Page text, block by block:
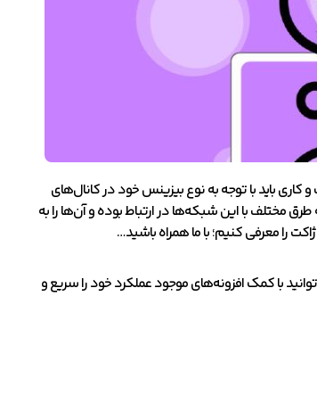
باید با توجه به نوع بیزینس خود در کانال‌های
مختلف با این شبکه‌ها در ارتباط بوده و آن‌ها را به
را معرفی کنیم؛ با ما همراه باشید…
با کمک افزونه‌های موجود عملکرد خود را سریع و